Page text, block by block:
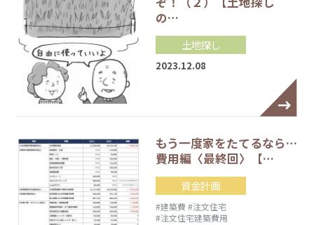
の…
土地探し
2023.12.08
もう一度家をたてるなら…
費用編〈最終回〉【…
資金計画
#建築費 #注文住宅
#注文住宅建築費用